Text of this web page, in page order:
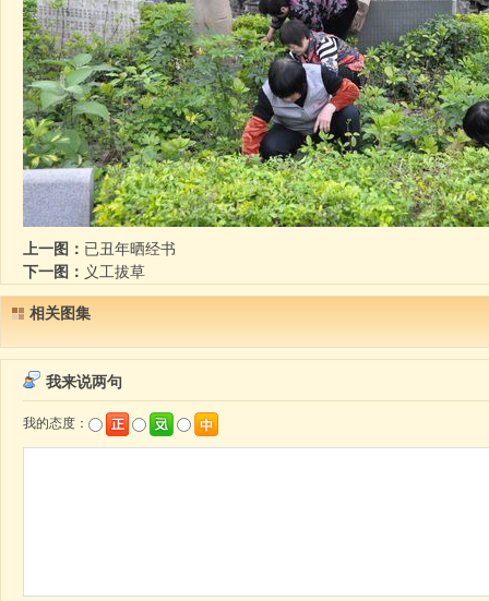
上一图： 已丑年晒经书
下一图： 义工拔草
相关图集